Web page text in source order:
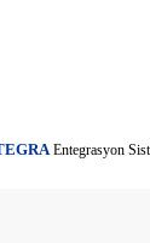
Entegrasyon